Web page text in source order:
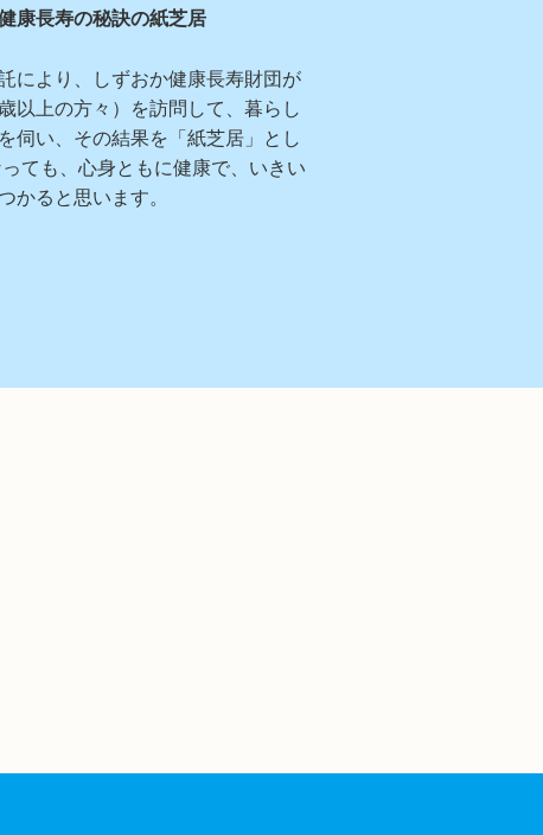
康長寿の秘訣の紙芝居
により、しずおか健康長寿財団が
以上の方々）を訪問して、暮らし
伺い、その結果を「紙芝居」とし
ても、心身ともに健康で、いきい
かると思います。